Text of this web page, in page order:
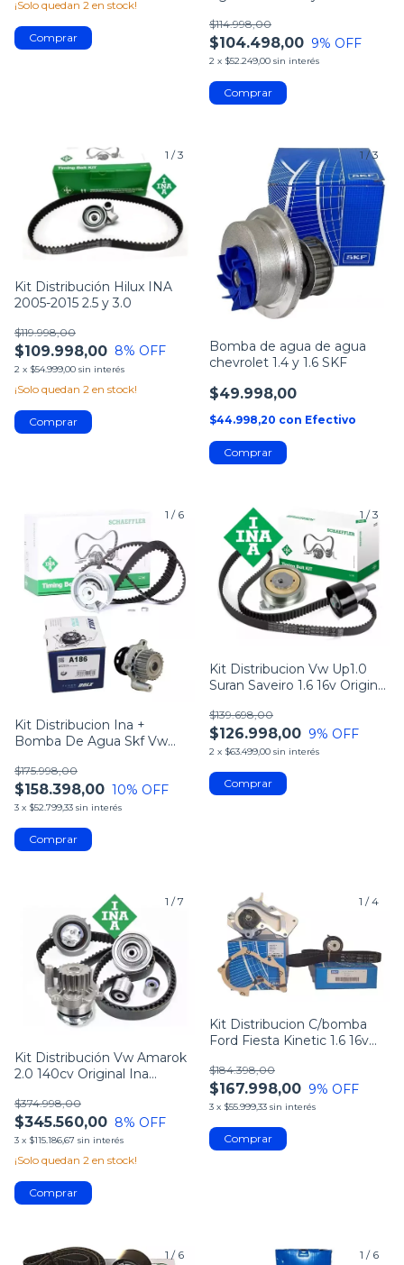
¡Solo quedan 2 en stock!
$104.498,00
$114.998,00
9% OFF
2 x $52.249,00 sin interés
1 /3
Kit Distribución Hilux INA
2005-2015 2.5 y 3.0
$109.998,00
$119.998,00
8% OFF
2 x $54.999,00 sin interés
¡Solo quedan 2 en stock!
1 /3
Bomba de agua de agua
chevrolet 1.4 y 1.6 SKF
$49.998,00
$44.998,20 con Efectivo
1 / 6
Kit Distribucion Ina +
Bomba De Agua Skf Vw
$158.398,00
$175.998,00
10% OFF
3 x $52.799,33 sin interés
1 /3
Kit Distribucion Vw Up1.0
Suran Saveiro 1.6 16v Original
$126.998,00
$139.698,00
9% OFF
2 x $63.499,00 sin interés
1 /7
Kit Distribución Vw Amarok
2.0 140cv Original Ina
$345.560,00
$374.998,00
8% OFF
3 x $115.186,67 sin interés
¡Solo quedan 2 en stock!
1 /4
Kit Distribucion C/bomba
Ford Fiesta Kinetic 1.6 16v
$167.998,00
$184.398,00
9% OFF
3 x $55.999,33 sin interés
1 / 6 1 / 6